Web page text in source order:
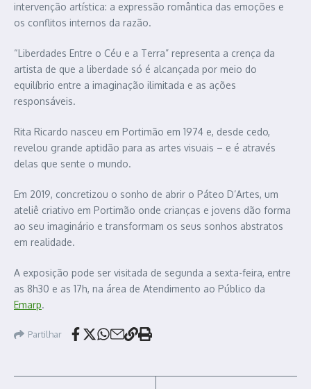
intervenção artística: a expressão romântica das emoções e
os conflitos internos da razão.
“Liberdades Entre o Céu e a Terra” representa a crença da
artista de que a liberdade só é alcançada por meio do
equilíbrio entre a imaginação ilimitada e as ações
responsáveis.
Rita Ricardo nasceu em Portimão em 1974 e, desde cedo,
revelou grande aptidão para as artes visuais – e é através
delas que sente o mundo.
Em 2019, concretizou o sonho de abrir o Páteo D’Artes, um
ateliê criativo em Portimão onde crianças e jovens dão forma
ao seu imaginário e transformam os seus sonhos abstratos
em realidade.
A exposição pode ser visitada de segunda a sexta-feira, entre
as 8h30 e as 17h, na área de Atendimento ao Público da
Emarp.
Partilhar